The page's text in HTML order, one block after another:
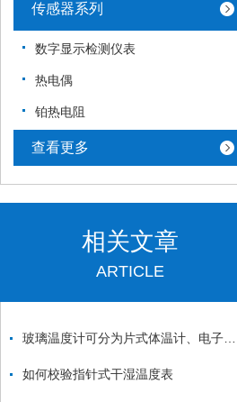
传感器系列
数字显示检测仪表
热电偶
铂热电阻
查看更多
相关文章
ARTICLE
如何校验指针式干湿温度表